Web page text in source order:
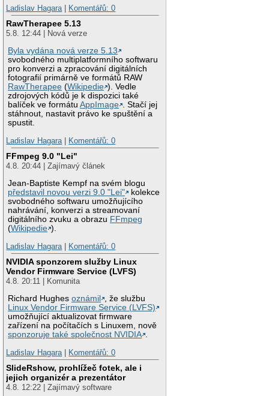
Ladislav Hagara
Komentářů: 0
RawTherapee 5.13
5.8. 12:44 | Nová verze
Byla vydána nová verze 5.13
svobodného multiplatformního softwaru
pro konverzi a zpracování digitálních
fotografií primárně ve formátů RAW
RawTherapee (Wikipedie ). Vedle
zdrojových kódů je k dispozici také
balíček ve formátuAppImage . Stačí jej
stáhnout, nastavit právo ke spuštění a
spustit.
Ladislav Hagara
Komentářů: 0
FFmpeg 9.0 "Lei"
4.8. 20:44 | Zajímavý článek
Jean-Baptiste Kempf na svém blogu
představil novou verzi 9.0 "Lei"
kolekce
svobodného softwaru umožňujícího
nahrávání, konverzi a streamovaní
digitálního zvuku a obrazu FFmpeg
(Wikipedie ).
Ladislav Hagara
Komentářů: 0
NVIDIA sponzorem služby Linux
Vendor Firmware Service (LVFS)
4.8. 20:11 | Komunita
Richard Hughesoznámil
, že službu
Linux Vendor Firmware Service (LVFS)
umožňující aktualizovat firmware
zařízení na počítačích s Linuxem, nově
sponzoruje také společnost NVIDIA .
Ladislav Hagara | Komentářů: 0
SlideRshow, prohlížeč fotek, ale i
jejich organizér a prezentátor
4.8. 12:22 | Zajímavý software